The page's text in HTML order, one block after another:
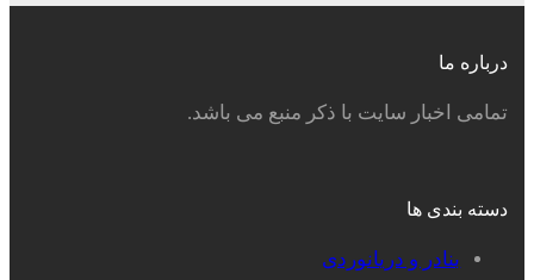
درباره ما
تمامی اخبار سایت با ذکر منبع می باشد.
دسته بندی ها
بنادر و دریانوردی